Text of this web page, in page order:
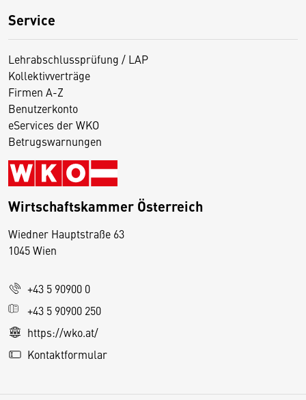
Service
Lehrabschlussprüfung / LAP
Kollektivverträge
Firmen A-Z
Benutzerkonto
eServices der WKO
Betrugswarnungen
Wirtschaftskammer Österreich
Wiedner Hauptstraße 63
1045 Wien
+43 5 90900 0
+43 5 90900 250
https://wko.at/
Kontaktformular
D
s
e
S
e